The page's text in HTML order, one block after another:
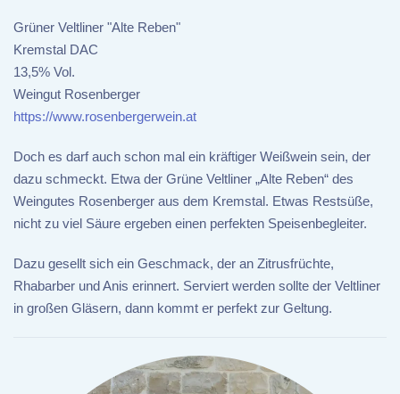
Grüner Veltliner "Alte Reben"
Kremstal DAC
13,5% Vol.
Weingut Rosenberger
https://www.rosenbergerwein.at
Doch es darf auch schon mal ein kräftiger Weißwein sein, der
dazu schmeckt. Etwa der Grüne Veltliner „Alte Reben“ des
Weingutes Rosenberger aus dem Kremstal. Etwas Restsüße,
nicht zu viel Säure ergeben einen perfekten Speisenbegleiter.
Dazu gesellt sich ein Geschmack, der an Zitrusfrüchte,
Rhabarber und Anis erinnert. Serviert werden sollte der Veltliner
in großen Gläsern, dann kommt er perfekt zur Geltung.